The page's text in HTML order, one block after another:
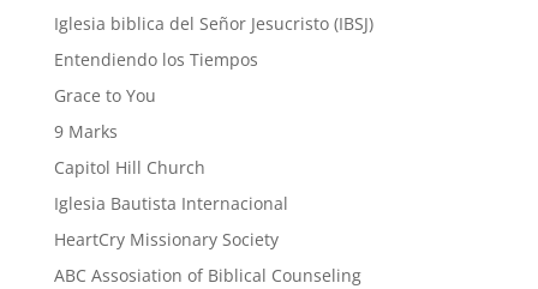
Iglesia biblica del Señor Jesucristo (IBSJ)
Entendiendo los Tiempos
Grace to You
9 Marks
Capitol Hill Church
Iglesia Bautista Internacional
HeartCry Missionary Society
ABC Assosiation of Biblical Counseling